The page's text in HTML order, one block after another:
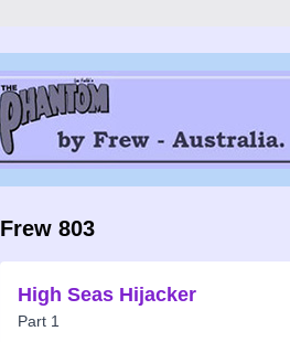
Frew 803
High Seas Hijacker
Part 1